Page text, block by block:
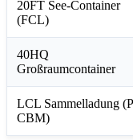
20FT See-Container
(FCL)
40HQ
Großraumcontainer
LCL Sammelladung
CBM)